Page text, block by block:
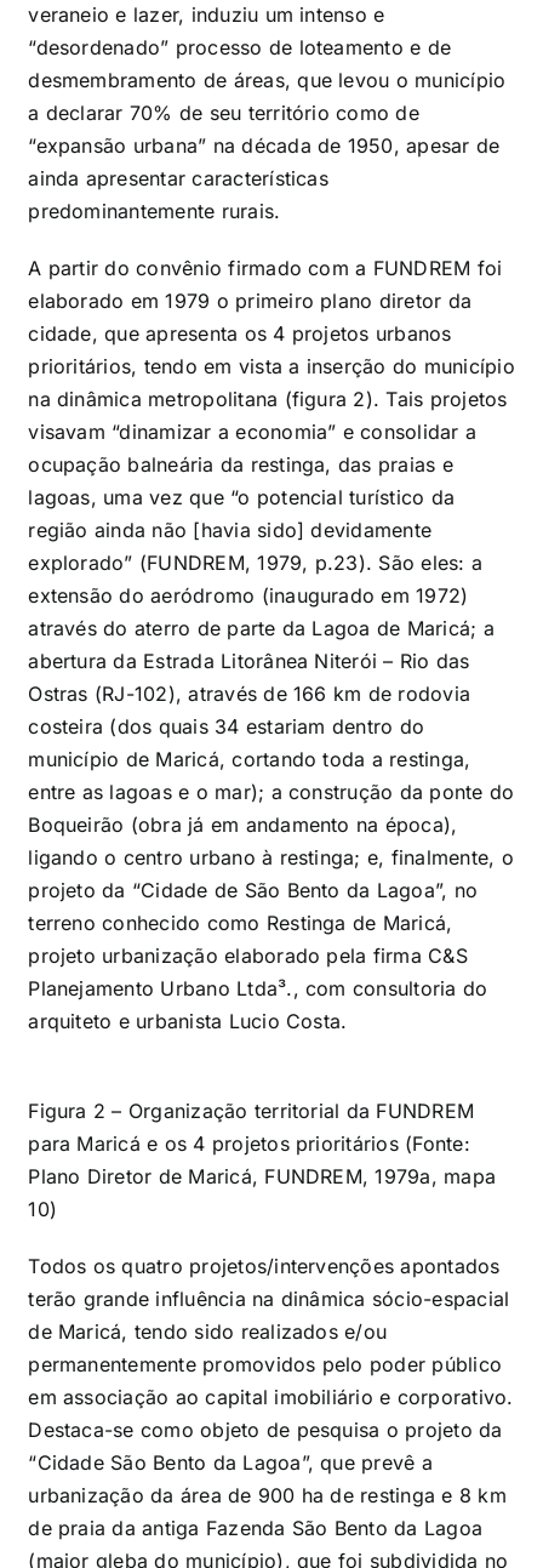
veraneio e lazer, induziu um intenso e
“desordenado” processo de loteamento e de
desmembramento de áreas, que levou o município
a declarar 70% de seu território como de
“expansão urbana” na década de 1950, apesar de
ainda apresentar características
predominantemente rurais.
A partir do convênio firmado com a FUNDREM foi
elaborado em 1979 o primeiro plano diretor da
cidade, que apresenta os 4 projetos urbanos
prioritários, tendo em vista a inserção do município
na dinâmica metropolitana (figura 2). Tais projetos
visavam “dinamizar a economia” e consolidar a
ocupação balneária da restinga, das praias e
lagoas, uma vez que “o potencial turístico da
região ainda não [havia sido] devidamente
explorado” (FUNDREM, 1979, p.23). São eles: a
extensão do aeródromo (inaugurado em 1972)
através do aterro de parte da Lagoa de Maricá; a
abertura da Estrada Litorânea Niterói – Rio das
Ostras (RJ-102), através de 166 km de rodovia
costeira (dos quais 34 estariam dentro do
município de Maricá, cortando toda a restinga,
entre as lagoas e o mar); a construção da ponte do
Boqueirão (obra já em andamento na época),
ligando o centro urbano à restinga; e, finalmente, o
projeto da “Cidade de São Bento da Lagoa”, no
terreno conhecido como Restinga de Maricá,
projeto urbanização elaborado pela firma C&S
Planejamento Urbano Ltda³., com consultoria do
arquiteto e urbanista Lucio Costa.
Figura 2 – Organização territorial da FUNDREM
para Maricá e os 4 projetos prioritários (Fonte:
Plano Diretor de Maricá, FUNDREM, 1979a, mapa
10)
Todos os quatro projetos/intervenções apontados
terão grande influência na dinâmica sócio-espacial
de Maricá, tendo sido realizados e/ou
permanentemente promovidos pelo poder público
em associação ao capital imobiliário e corporativo.
Destaca-se como objeto de pesquisa o projeto da
“Cidade São Bento da Lagoa”, que prevê a
urbanização da área de 900 ha de restinga e 8 km
de praia da antiga Fazenda São Bento da Lagoa
(maior gleba do município), que foi subdividida no